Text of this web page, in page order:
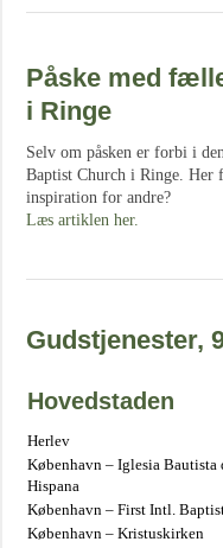
Påske med
i Ringe
Selv om påsken er forbi i
Baptist Church i Ringe. Her
inspiration for andre?
Læs artiklen her.
Gudstjenester,
Hovedstaden
Herlev
København – Iglesia Bautista
Hispana
København – First Intl.
København – Kristuskirken